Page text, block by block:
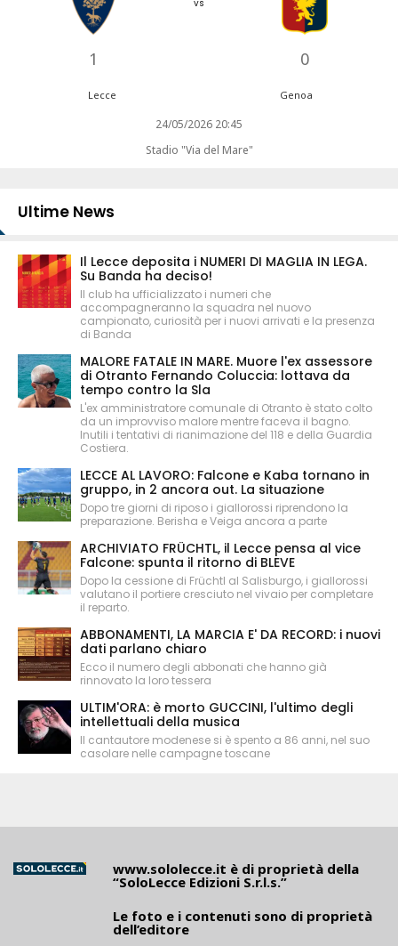
1
vs
0
Lecce Genoa
24/05/2026 20:45
Stadio "Via del Mare"
Ultime News
Il Lecce deposita i NUMERI DI MAGLIA IN LEGA.
Su Banda ha deciso!
Il club ha ufficializzato i numeri che
accompagneranno la squadra nel nuovo
campionato, curiosità per i nuovi arrivati e la presenza
di Banda
MALORE FATALE IN MARE. Muore l'ex assessore
di Otranto Fernando Coluccia: lottava da
tempo contro la Sla
L'ex amministratore comunale di Otranto è stato colto
da un improvviso malore mentre faceva il bagno.
Inutili i tentativi di rianimazione del 118 e della Guardia
Costiera.
LECCE AL LAVORO: Falcone e Kaba tornano in
gruppo, in 2 ancora out. La situazione
Dopo tre giorni di riposo i giallorossi riprendono la
preparazione. Berisha e Veiga ancora a parte
ARCHIVIATO FRÜCHTL, il Lecce pensa al vice
Falcone: spunta il ritorno di BLEVE
Dopo la cessione di Früchtl al Salisburgo, i giallorossi
valutano il portiere cresciuto nel vivaio per completare
il reparto.
ABBONAMENTI, LA MARCIA E' DA RECORD: i nuovi
dati parlano chiaro
Ecco il numero degli abbonati che hanno già
rinnovato la loro tessera
ULTIM'ORA: è morto GUCCINI, l'ultimo degli
intellettuali della musica
Il cantautore modenese si è spento a 86 anni, nel suo
casolare nelle campagne toscane
www.sololecce.it è di proprietà della
“SoloLecce Edizioni S.r.l.s.”
Le foto e i contenuti sono di proprietà
dell’editore